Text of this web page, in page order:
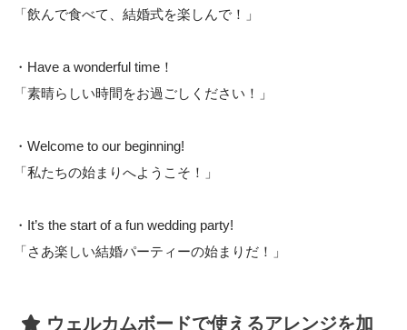
「飲んで食べて、結婚式を楽しんで！」
・Have a wonderful time！
「素晴らしい時間をお過ごしください！」
・Welcome to our beginning!
「私たちの始まりへようこそ！」
・It’s the start of a fun wedding party!
「さあ楽しい結婚パーティーの始まりだ！」
ウェルカムボードで使えるアレンジを加